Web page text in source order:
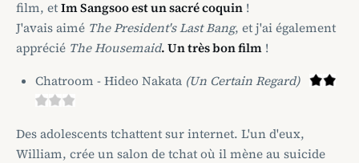
film, etIm Sangsoo est un sacré coquin !
J'avais aimé The President's Last Bang, et j'ai également
apprécié The Housemaid. Un très bon film !
Chatroom - Hideo Nakata (Un Certain Regard)
Des adolescents tchattent sur internet. L'un d'eux,
William, crée un salon de tchat où il mène au suicide